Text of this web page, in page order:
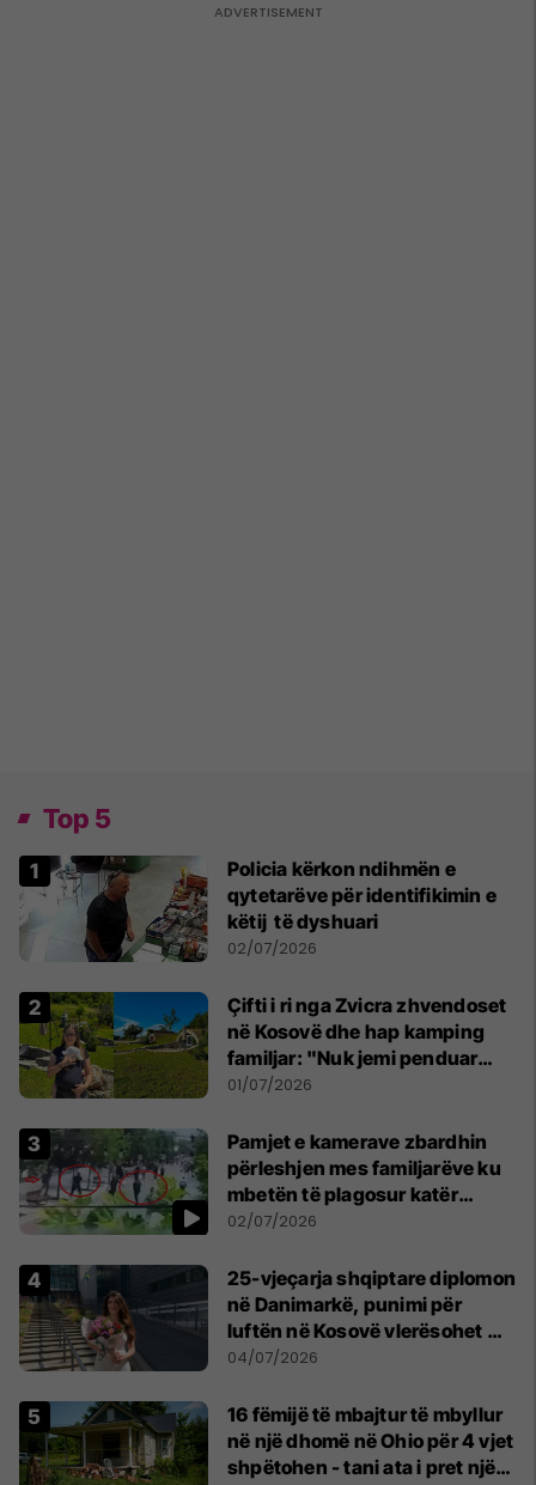
Top 5
Policia kërkon ndihmën e
qytetarëve për identifikimin e
këtij të dyshuari
02/07/2026
Çifti i ri nga Zvicra zhvendoset
në Kosovë dhe hap kamping
familjar: "Nuk jemi penduar
asnjë ditë"
01/07/2026
Pamjet e kamerave zbardhin
përleshjen mes familjarëve ku
mbetën të plagosur katër
persona
02/07/2026
25-vjeçarja shqiptare diplomon
në Danimarkë, punimi për
luftën në Kosovë vlerësohet me
notën më të lartë
04/07/2026
16 fëmijë të mbajtur të mbyllur
në një dhomë në Ohio për 4 vjet
shpëtohen - tani ata i pret një